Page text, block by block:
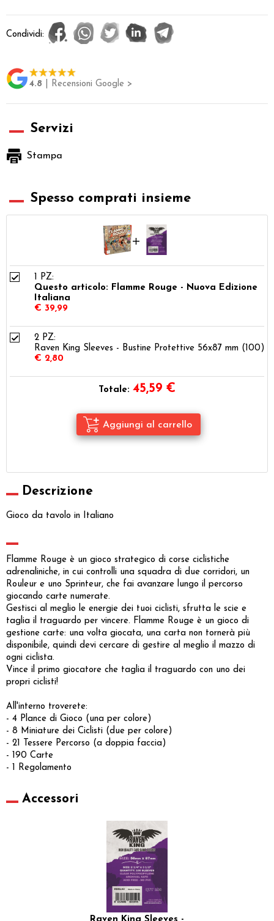
Condividi:
4.8 | Recensioni Google >
Servizi
Stampa
Spesso comprati insieme
1 PZ:
Questo articolo: Flamme Rouge - Nuova Edizione
Italiana
€ 39,99
2 PZ:
Raven King Sleeves - Bustine Protettive 56x87 mm (100)
€ 2,80
Totale: 45,59 €
Descrizione
Gioco da tavolo in Italiano
Flamme Rouge è un gioco strategico di corse ciclistiche
adrenaliniche, in cui controlli una squadra di due corridori, un
Rouleur e uno Sprinteur, che fai avanzare lungo il percorso
giocando carte numerate.
Gestisci al meglio le energie dei tuoi ciclisti, sfrutta le scie e
taglia il traguardo per vincere. Flamme Rouge è un gioco di
gestione carte: una volta giocata, una carta non tornerà più
disponibile, quindi devi cercare di gestire al meglio il mazzo di
ogni ciclista.
Vince il primo giocatore che taglia il traguardo con uno dei
propri ciclisti!
All'interno troverete:
- 4 Plance di Gioco (una per colore)
- 8 Miniature dei Ciclisti (due per colore)
- 21 Tessere Percorso (a doppia faccia)
- 190 Carte
- 1 Regolamento
Accessori